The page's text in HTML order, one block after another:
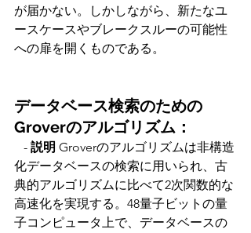
が届かない。しかしながら、新たなユ
ースケースやブレークスルーの可能性
への扉を開くものである。
データベース検索のための
Groverのアルゴリズム：
   -
説明 Groverのアルゴリズムは非構造
化データベースの検索に用いられ、古
典的アルゴリズムに比べて2次関数的な
高速化を実現する。48量子ビットの量
子コンピュータ上で、データベースの